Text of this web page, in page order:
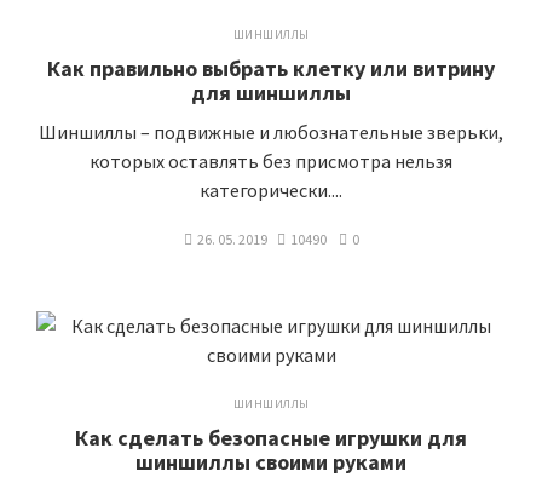
ШИНШИЛЛЫ
Как правильно выбрать клетку или витрину
для шиншиллы
Шиншиллы – подвижные и любознательные зверьки,
которых оставлять без присмотра нельзя
категорически....
26. 05. 2019 10490 0
ШИНШИЛЛЫ
Как сделать безопасные игрушки для
шиншиллы своими руками